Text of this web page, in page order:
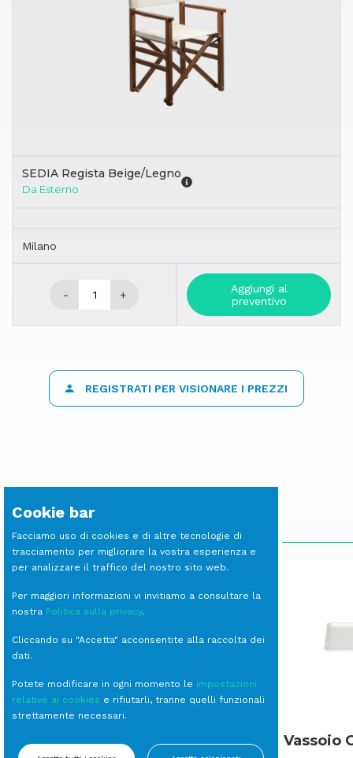
SEDIA Regista Beige/Legno
Da Esterno
Milano
- +
Aggiungi al
preventivo
REGISTRATI PER VISIONARE I PREZZI
Gastronorm Melamina Vassoio
Cookie bar
Facciamo uso di cookies e di altre tecnologie di
tracciamento per migliorare la vostra esperienza e
per analizzare il traffico del nostro sito web.
Per maggiori informazioni vi invitiamo a consultare la
nostra Politica sulla privacy.
Cliccando su "Accetta" acconsentite alla raccolta dei
dati.
Potete modificare in ogni momento le impostazioni
relative ai cookies e rifiutarli, tranne quelli funzionali
strettamente necessari.